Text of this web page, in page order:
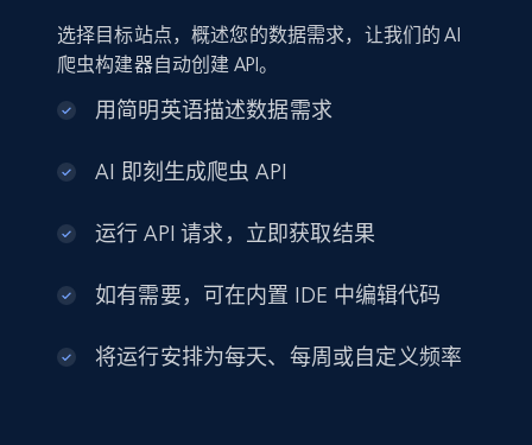
选择目标站点，概述您的数据需求，让我们的 AI
爬虫构建器自动创建 API。
用简明英语描述数据需求
AI 即刻生成爬虫 API
运行 API 请求，立即获取结果
如有需要，可在内置 IDE 中编辑代码
将运行安排为每天、每周或自定义频率